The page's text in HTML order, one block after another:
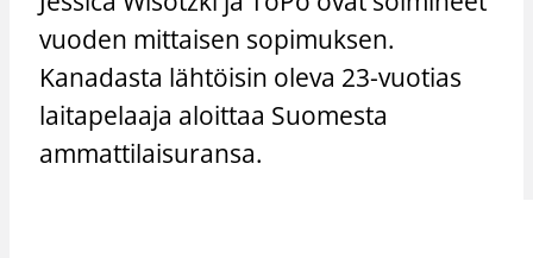
vuoden mittaisen sopimuksen.
Kanadasta lähtöisin oleva 23-vuotias
laitapelaaja aloittaa Suomesta
ammattilaisuransa.